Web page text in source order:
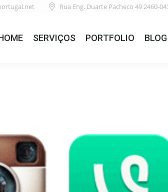
Rua Eng. Duarte Pacheco 49 2460-
SERVIÇOS PORTFOLIO BLOG